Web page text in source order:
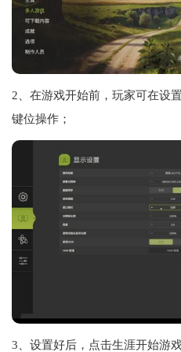
2、在游戏开始前，玩家可在设
键位操作；
3、设置好后，点击生涯开始游